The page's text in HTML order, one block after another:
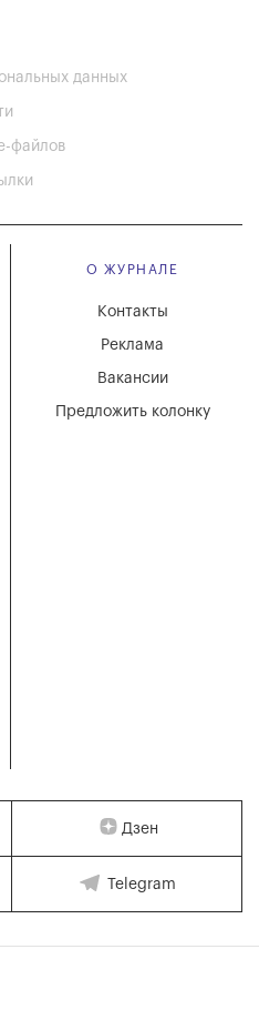
данных
файлов
О ЖУРНАЛЕ
Вакансии
Реклама
Контакты
Предложить колонку
Дзен
Telegram